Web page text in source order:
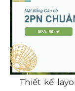
Thiết kế